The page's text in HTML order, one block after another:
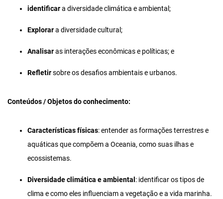
identificara diversidade climática e ambiental;
Explorara diversidade cultural;
Analisaras interações econômicas e políticas; e
Refletirsobre os desafios ambientais e urbanos.
Conteúdos / Objetos do conhecimento:
Características físicas: entender as formações terrestres e
aquáticas que compõem a Oceania, como suas ilhas e
ecossistemas.
Diversidade climática e ambiental : identificar os tipos de
clima e como eles influenciam a vegetação e a vida marinha.